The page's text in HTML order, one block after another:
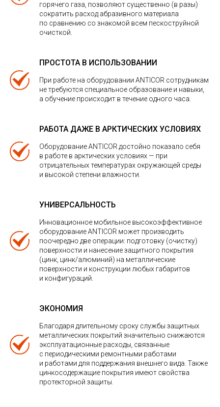
горячего газа, позволяют существенно (в разы)
сократить расход абразивного материала
по сравнению со знакомой всем пескоструйной
очисткой.
ПРОСТОТА В ИСПОЛЬЗОВАНИИ
При работе на оборудовании ANTICOR сотрудникам
не требуются специальное образование и навыки,
а обучение происходит в течение одного часа.
РАБОТА ДАЖЕ В АРКТИЧЕСКИХ УСЛОВИЯХ
Оборудование ANTICOR достойно показало себя
в работе в арктических условиях — при
отрицательных температурах окружающей среды
и высокой степени влажности.
УНИВЕРСАЛЬНОСТЬ
Инновационное мобильное высокоэффективное
оборудование ANTICOR может производить
поочередно две операции: подготовку (очистку)
поверхности и нанесение защитного покрытия
(цинк, цинк/алюминий) на металлические
поверхности и конструкции любых габаритов
и конфигураций.
ЭКОНОМИЯ
Благодаря длительному сроку службы защитных
металлических покрытий значительно снижаются
эксплуатационные расходы, связанные
с периодическими ремонтными работами
и работами для поддержания внешнего вида. Также
цинкосодержащие покрытия имеют свойства
протекторной защиты.